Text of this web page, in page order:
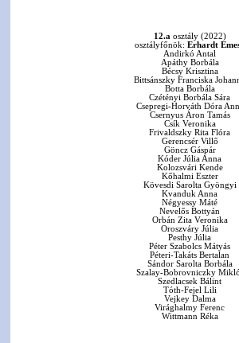
12.a osztály (2022)
osztályfőnök: Erhardt
Andirkó Antal
Apáthy Borbála
Bécsy Krisztina
Bittsánszky Franciska
Botta Borbála
Czétényi Borbála Sára
Csepregi-Horváth Dóra
Csernyus Áron Tamás
Csík Veronika
Frivaldszky Rita Flóra
Gerencsér Villő
Göncz Gáspár
Kóder Júlia Anna
Kolozsvári Kende
Kőhalmi Eszter
Kövesdi Sarolta Gyöngyi
Kvanduk Anna
Négyessy Máté
Nevelős Bottyán
Orbán Zita Veronika
Oroszváry Júlia
Pesthy Júlia
Péter Szabolcs Mátyás
Péteri-Takáts Bertalan
Sándor Sarolta Borbála
Szalay-Bobrovniczky
Szedlacsek Bálint
Tóth-Fejel Lili
Vejkey Dalma
Virághalmy Ferenc
Wittmann Réka